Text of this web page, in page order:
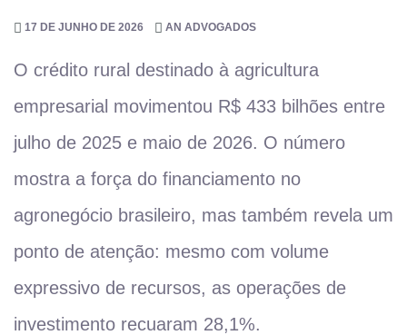
17 DE JUNHO DE 2026 AN ADVOGADOS
O crédito rural destinado à agricultura
empresarial movimentou R$ 433 bilhões entre
julho de 2025 e maio de 2026. O número
mostra a força do financiamento no
agronegócio brasileiro, mas também revela um
ponto de atenção: mesmo com volume
expressivo de recursos, as operações de
investimento recuaram 28,1%.